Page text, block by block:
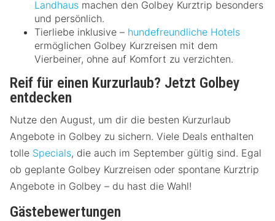
Landhaus machen den Golbey Kurztrip besonders
und persönlich.
Tierliebe inklusive – hundefreundliche Hotels
ermöglichen Golbey Kurzreisen mit dem
Vierbeiner, ohne auf Komfort zu verzichten.
Reif für einen Kurzurlaub? Jetzt Golbey
entdecken
Nutze den August, um dir die besten Kurzurlaub
Angebote in Golbey zu sichern. Viele Deals enthalten
tolle Specials, die auch im September gültig sind. Egal
ob geplante Golbey Kurzreisen oder spontane Kurztrip
Angebote in Golbey – du hast die Wahl!
Gästebewertungen